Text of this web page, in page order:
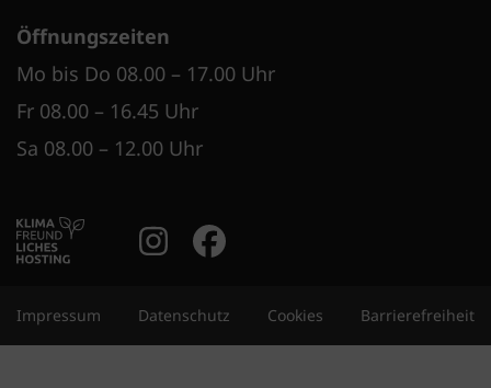
Öffnungszeiten
Mo bis Do 08.00 – 17.00 Uhr
Fr 08.00 – 16.45 Uhr
Sa 08.00 – 12.00 Uhr
Instagram Account
Facebook
Impressum Datenschutz Cookies Barrierefreiheit